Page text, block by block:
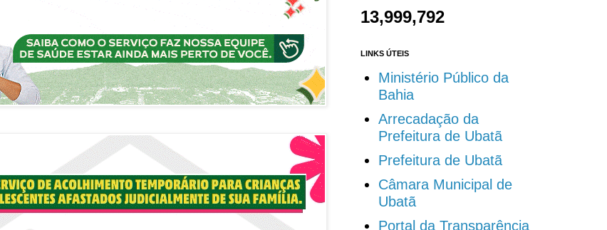
13,999,792
LINKS ÚTEIS
Ministério Público da
Bahia
Arrecadação da
Prefeitura de Ubatã
Prefeitura de Ubatã
Câmara Municipal de
Ubatã
Portal da Transparência